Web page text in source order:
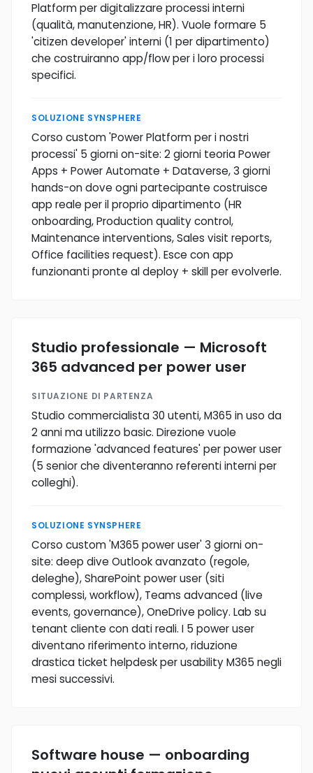
Platform per digitalizzare processi interni
(qualità, manutenzione, HR). Vuole formare 5
'citizen developer' interni (1 per dipartimento)
che costruiranno app/flow per i loro processi
specifici.
SOLUZIONE SYNSPHERE
Corso custom 'Power Platform per i nostri
processi' 5 giorni on-site: 2 giorni teoria Power
Apps + Power Automate + Dataverse, 3 giorni
hands-on dove ogni partecipante costruisce
app reale per il proprio dipartimento (HR
onboarding, Production quality control,
Maintenance interventions, Sales visit reports,
Office facilities request). Esce con app
funzionanti pronte al deploy + skill per evolverle.
Studio professionale — Microsoft
365 advanced per power user
SITUAZIONE DI PARTENZA
Studio commercialista 30 utenti, M365 in uso da
2 anni ma utilizzo basic. Direzione vuole
formazione 'advanced features' per power user
(5 senior che diventeranno referenti interni per
colleghi).
SOLUZIONE SYNSPHERE
Corso custom 'M365 power user' 3 giorni on-
site: deep dive Outlook avanzato (regole,
deleghe), SharePoint power user (siti
complessi, workflow), Teams advanced (live
events, governance), OneDrive policy. Lab su
tenant cliente con dati reali. I 5 power user
diventano riferimento interno, riduzione
drastica ticket helpdesk per usability M365 negli
mesi successivi.
Software house — onboarding